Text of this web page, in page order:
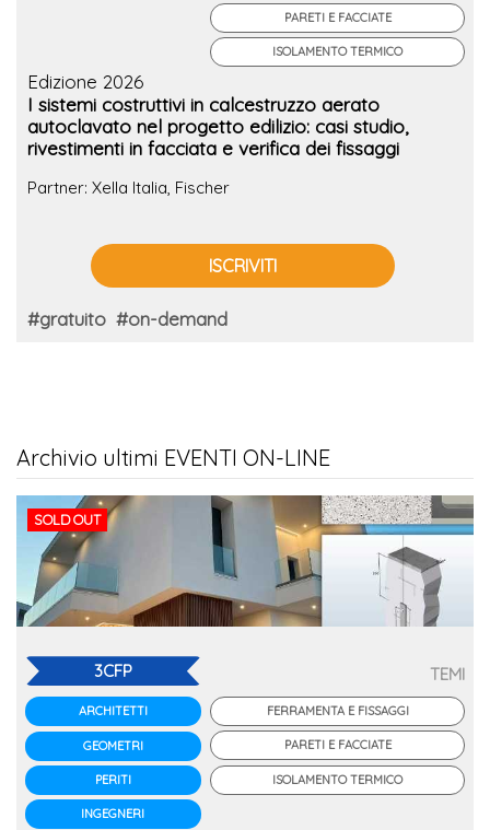
PARETI E FACCIATE
ISOLAMENTO TERMICO
Edizione 2026
I sistemi costruttivi in calcestruzzo aerato
autoclavato nel progetto edilizio: casi studio,
rivestimenti in facciata e verifica dei fissaggi
Partner: Xella Italia, Fischer
ISCRIVITI
#gratuito #on-demand
Archivio ultimi EVENTI ON-LINE
SOLD OUT
3CFP
ARCHITETTI
GEOMETRI
PERITI
INGEGNERI
TEMI
FERRAMENTA E FISSAGGI
PARETI E FACCIATE
ISOLAMENTO TERMICO